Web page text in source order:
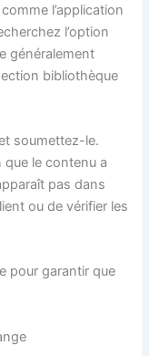
l’application
l’option
généralement
bibliothèque
soumettez-le.
le contenu a
pas dans
ou de vérifier les
pour garantir que